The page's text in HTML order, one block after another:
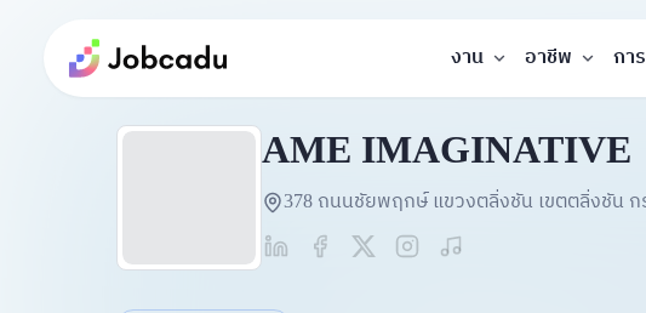
งาน อาชีพ กา
AME IMAGINATIVE
378 ถนนชัยพฤกษ์ แขวงตลิ่งชัน เขตตลิ่งชัน ก